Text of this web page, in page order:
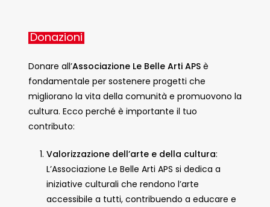
Donazioni
Donare all’Associazione Le Belle Arti APSè
fondamentale per sostenere progetti che
migliorano la vita della comunità e promuovono la
cultura. Ecco perché è importante il tuo
contributo:
Valorizzazione dell’arte e della cultura:
L’Associazione Le Belle Arti APS si dedica a
iniziative culturali che rendono l’arte
accessibile a tutti, contribuendo a educare e